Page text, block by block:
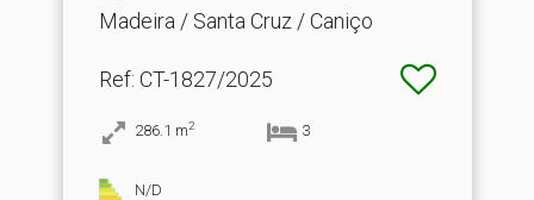
Madeira / Santa Cruz / Caniço
Ref: CT-1827/2025
286.1 m2 3
N/D